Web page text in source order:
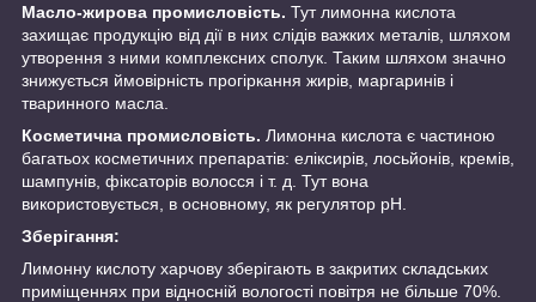
Масло-жирова промисловість. Тут лимонна кислота
захищає продукцію від дії в них слідів важких металів, шляхом
утворення з ними комплексних сполук. Таким шляхом значно
знижується ймовірність прогіркання жирів, маргаринів і
тваринного масла.
Косметична промисловість. Лимонна кислота є частиною
багатьох косметичних препаратів: еліксирів, лосьйонів, кремів,
шампунів, фіксаторів волосся і т. д. Тут вона
використовується, в основному, як регулятор рН.
Зберігання:
Лимонну кислоту харчову зберігають в закритих складських
приміщеннях при відносній вологості повітря не більше 70%.